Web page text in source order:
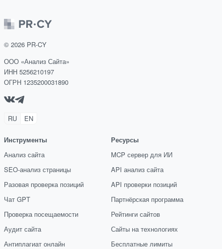
© 2026 PR-CY
ООО «Анализ Сайта»
ИНН 5256210197
ОГРН 1235200031890
RU EN
Инструменты
Анализ сайта
SEO-анализ страницы
Разовая проверка позиций
Чат GPT
Проверка посещаемости
Аудит сайта
Антиплагиат онлайн
Ресурсы
MCP сервер для ИИ
API анализ сайта
API проверки позиций
Партнёрская программа
Рейтинги сайтов
Сайты на технологиях
Бесплатные лимиты